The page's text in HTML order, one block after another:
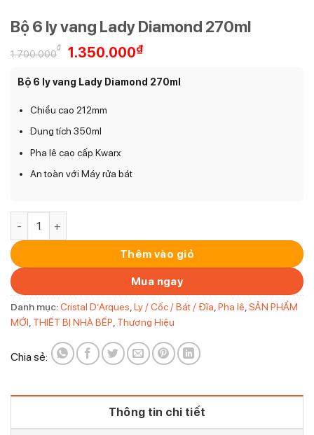
Bộ 6 ly vang Lady Diamond 270ml
1.700.000
₫
Giá
là:
1.350.000₫
tại
Bộ 6 ly vang Lady Diamond 270ml
Chiều cao 212mm
Dung tích 350ml
Pha lê cao cấp Kwarx
An toàn với Máy rửa bát
Bộ 6 ly vang Lady Diamond 270ml số lượng
Thêm vào giỏ
Mua ngay
Danh mục:Cristal D’Arques Ly / Cốc / Bát / Đĩa Pha lê SẢN PHẨM
MỚI THIẾT BỊ NHÀ BẾP Thương Hiệu
Chia sẻ:
Thông tin chi tiết